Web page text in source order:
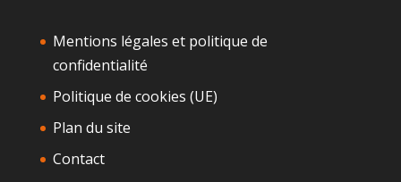
Mentions légales et politique de
confidentialité
Politique de cookies (UE)
Plan du site
Contact